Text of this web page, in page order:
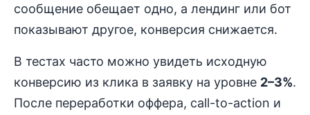
сообщение обещает одно, а лендинг или бот
показывают другое, конверсия снижается.
В тестах часто можно увидеть исходную
конверсию из клика в заявку на уровне 2–3%.
После переработки оффера, call-to-action и